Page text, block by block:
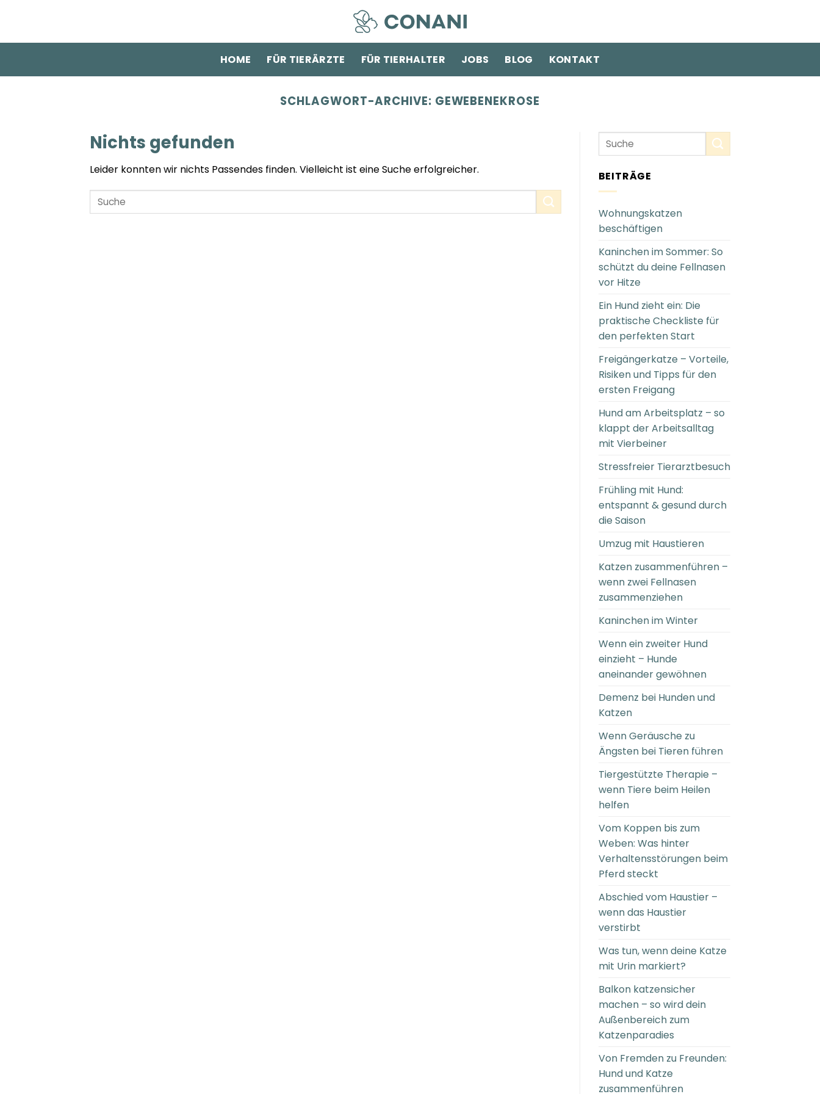
HOME
FÜR TIERÄRZTE FÜR TIERHALTER JOBS BLOG KONTAKT
SCHLAGWORT-ARCHIVE: GEWEBENEKROSE
Nichts gefunden
Leider konnten wir nichts Passendes finden. Vielleicht ist eine Suche erfolgreicher. BEITRÄGE
Wohnungskatzen
beschäftigen
Kaninchen im Sommer: So
schützt du deine Fellnasen
vor Hitze
Ein Hund zieht ein: Die
praktische Checkliste für
den perfekten Start
Freigängerkatze – Vorteile,
Risiken und Tipps für den
ersten Freigang
Hund am Arbeitsplatz – so
klappt der Arbeitsalltag
mit Vierbeiner
Stressfreier Tierarztbesuch
Frühling mit Hund:
entspannt & gesund durch
die Saison
Umzug mit Haustieren
Katzen zusammenführen –
wenn zwei Fellnasen
zusammenziehen
Kaninchen im Winter
Wenn ein zweiter Hund
einzieht – Hunde
aneinander gewöhnen
Demenz bei Hunden und
Katzen
Wenn Geräusche zu
Ängsten bei Tieren führen
Tiergestützte Therapie –
wenn Tiere beim Heilen
helfen
Vom Koppen bis zum
Weben: Was hinter
Verhaltensstörungen beim
Pferd steckt
Abschied vom Haustier –
wenn das Haustier
verstirbt
Was tun, wenn deine Katze
mit Urin markiert?
Balkon katzensicher
machen – so wird dein
Außenbereich zum
Katzenparadies
Von Fremden zu Freunden:
Hund und Katze
zusammenführen